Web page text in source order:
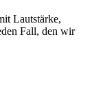
Lautstärke,
Fall, den wir